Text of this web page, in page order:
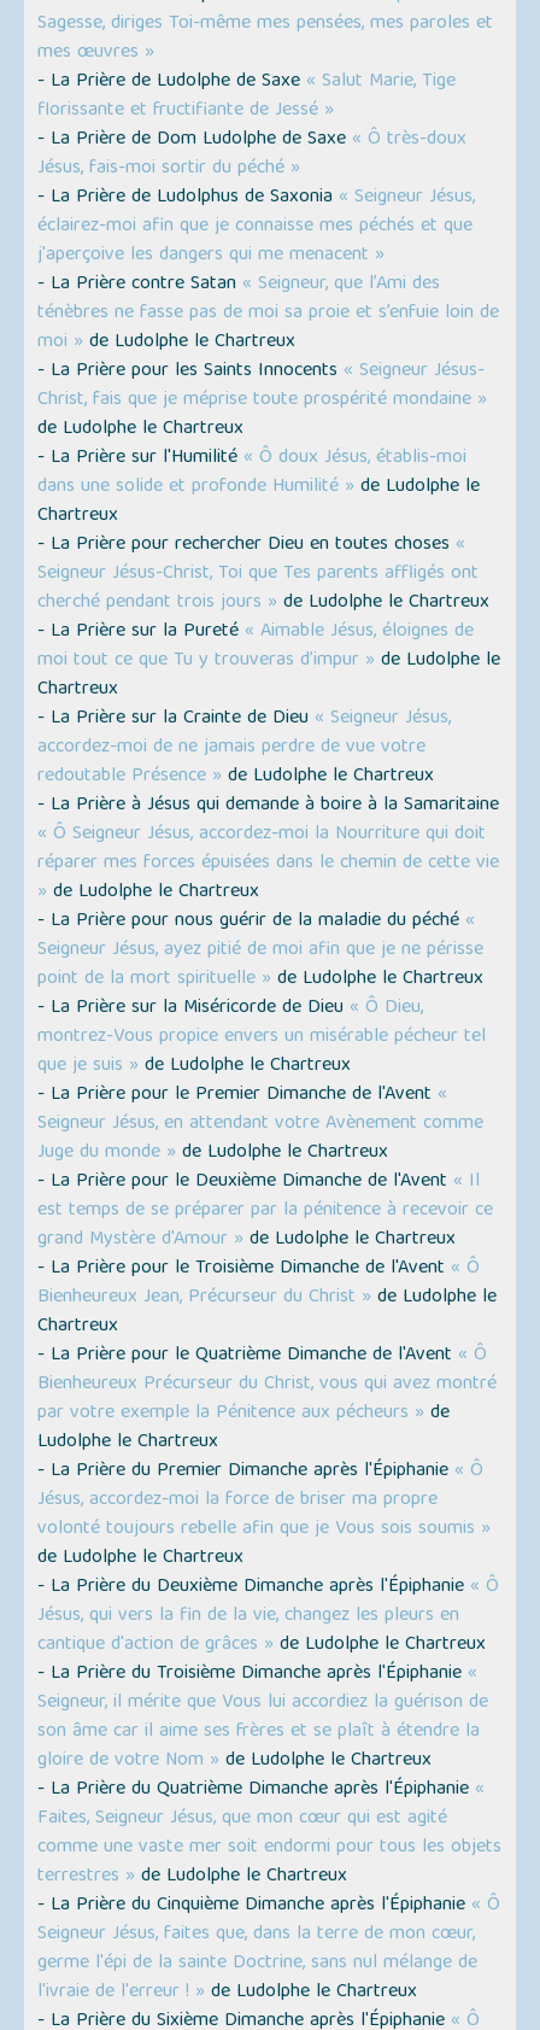
Sagesse, diriges Toi-même mes pensées, mes paroles et
mes œuvres »
- La Prière de Ludolphe de Saxe « Salut Marie, Tige
florissante et fructifiante de Jessé »
- La Prière de Dom Ludolphe de Saxe « Ô très-doux
Jésus, fais-moi sortir du péché »
- La Prière de Ludolphus de Saxonia « Seigneur Jésus,
éclairez-moi afin que je connaisse mes péchés et que
j'aperçoive les dangers qui me menacent »
- La Prière contre Satan « Seigneur, que l’Ami des
ténèbres ne fasse pas de moi sa proie et s’enfuie loin de
moi » de Ludolphe le Chartreux
- La Prière pour les Saints Innocents « Seigneur Jésus-
Christ, fais que je méprise toute prospérité mondaine »
de Ludolphe le Chartreux
- La Prière sur l'Humilité « Ô doux Jésus, établis-moi
dans une solide et profonde Humilité » de Ludolphe le
Chartreux
- La Prière pour rechercher Dieu en toutes choses «
Seigneur Jésus-Christ, Toi que Tes parents affligés ont
cherché pendant trois jours » de Ludolphe le Chartreux
- La Prière sur la Pureté « Aimable Jésus, éloignes de
moi tout ce que Tu y trouveras d’impur » de Ludolphe le
Chartreux
- La Prière sur la Crainte de Dieu « Seigneur Jésus,
accordez-moi de ne jamais perdre de vue votre
redoutable Présence » de Ludolphe le Chartreux
- La Prière à Jésus qui demande à boire à la Samaritaine
« Ô Seigneur Jésus, accordez-moi la Nourriture qui doit
réparer mes forces épuisées dans le chemin de cette vie
» de Ludolphe le Chartreux
- La Prière pour nous guérir de la maladie du péché «
Seigneur Jésus, ayez pitié de moi afin que je ne périsse
point de la mort spirituelle » de Ludolphe le Chartreux
- La Prière sur la Miséricorde de Dieu « Ô Dieu,
montrez-Vous propice envers un misérable pécheur tel
que je suis » de Ludolphe le Chartreux
- La Prière pour le Premier Dimanche de l'Avent «
Seigneur Jésus, en attendant votre Avènement comme
Juge du monde » de Ludolphe le Chartreux
- La Prière pour le Deuxième Dimanche de l'Avent « Il
est temps de se préparer par la pénitence à recevoir ce
grand Mystère d'Amour » de Ludolphe le Chartreux
- La Prière pour le Troisième Dimanche de l'Avent « Ô
Bienheureux Jean, Précurseur du Christ » de Ludolphe le
Chartreux
- La Prière pour le Quatrième Dimanche de l'Avent « Ô
Bienheureux Précurseur du Christ, vous qui avez montré
par votre exemple la Pénitence aux pécheurs » de
Ludolphe le Chartreux
- La Prière du Premier Dimanche après l'Épiphanie « Ô
Jésus, accordez-moi la force de briser ma propre
volonté toujours rebelle afin que je Vous sois soumis »
de Ludolphe le Chartreux
- La Prière du Deuxième Dimanche après l'Épiphanie « Ô
Jésus, qui vers la fin de la vie, changez les pleurs en
cantique d'action de grâces » de Ludolphe le Chartreux
- La Prière du Troisième Dimanche après l'Épiphanie «
Seigneur, il mérite que Vous lui accordiez la guérison de
son âme car il aime ses frères et se plaît à étendre la
gloire de votre Nom » de Ludolphe le Chartreux
- La Prière du Quatrième Dimanche après l'Épiphanie «
Faites, Seigneur Jésus, que mon cœur qui est agité
comme une vaste mer soit endormi pour tous les objets
terrestres » de Ludolphe le Chartreux
- La Prière du Cinquième Dimanche après l'Épiphanie « Ô
Seigneur Jésus, faites que, dans la terre de mon cœur,
germe l'épi de la sainte Doctrine, sans nul mélange de
l'ivraie de l'erreur ! » de Ludolphe le Chartreux
- La Prière du Sixième Dimanche après l'Épiphanie « Ô